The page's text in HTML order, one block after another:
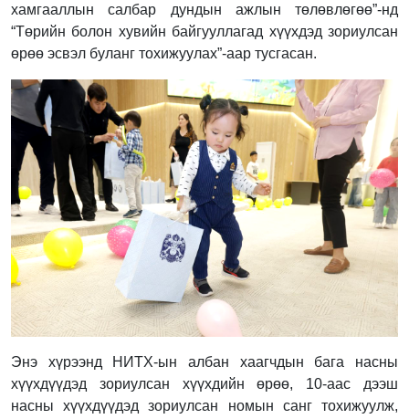
хамгааллын салбар дундын ажлын төлөвлөгөө”-нд
“Төрийн болон хувийн байгууллагад хүүхдэд зориулсан
өрөө эсвэл буланг тохижуулах”-аар тусгасан.
Энэ хүрээнд НИТХ-ын албан хаагчдын бага насны
хүүхдүүдэд зориулсан хүүхдийн өрөө, 10-аас дээш
насны хүүхдүүдэд зориулсан номын санг тохижуулж,